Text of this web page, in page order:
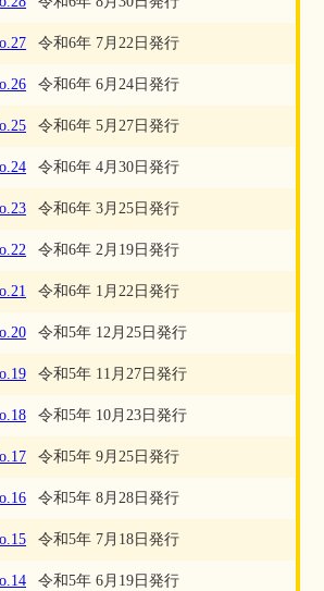
令和6年 7月22日発行
令和6年 6月24日発行
令和6年 5月27日発行
令和6年 4月30日発行
令和6年 3月25日発行
令和6年 2月19日発行
令和6年 1月22日発行
令和5年 12月25日発行
令和5年 11月27日発行
令和5年 10月23日発行
令和5年 9月25日発行
令和5年 8月28日発行
令和5年 7月18日発行
令和5年 6月19日発行